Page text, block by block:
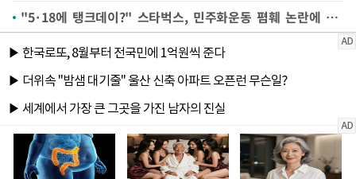
"5·18에 탱크데이?" 스타벅스, 민주화운동 폄훼 논란에 "진심으로 사과"